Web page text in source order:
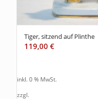
Tiger, sitzend auf Plinthe
119,00 €
inkl. 0 % MwSt.
zzgl.